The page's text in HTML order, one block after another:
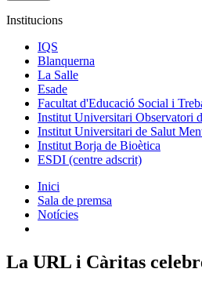
Institucions
IQS
Blanquerna
La Salle
Esade
Facultat d'Educació Social i
Institut Universitari Observatori
Institut Universitari de Salut
Institut Borja de Bioètica
ESDI (centre adscrit)
Inici
Sala de premsa
Notícies
La URL i Càritas